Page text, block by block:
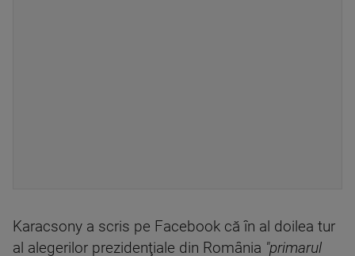
Karacsony a scris pe Facebook că în al doilea tur
al alegerilor prezidenţiale din România "primarul